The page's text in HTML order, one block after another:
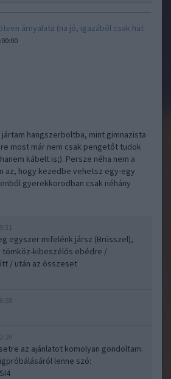
árnyalata (na jó, igazából csak hat
jártam hangszerboltba, mint gimnazista
most már nem csak pengetőt tudok
kábelt is;). Persze néha nem a
az, hogy kezedbe vehetsz egy-egy
gyerekkorodban csak néhány
egyszer mifelénk jársz (Brüsszel),
tömköz-kibeszélős ebédre /
/ után az összeset
az ajánlatot komolyan gondoltam.
lenne szó: